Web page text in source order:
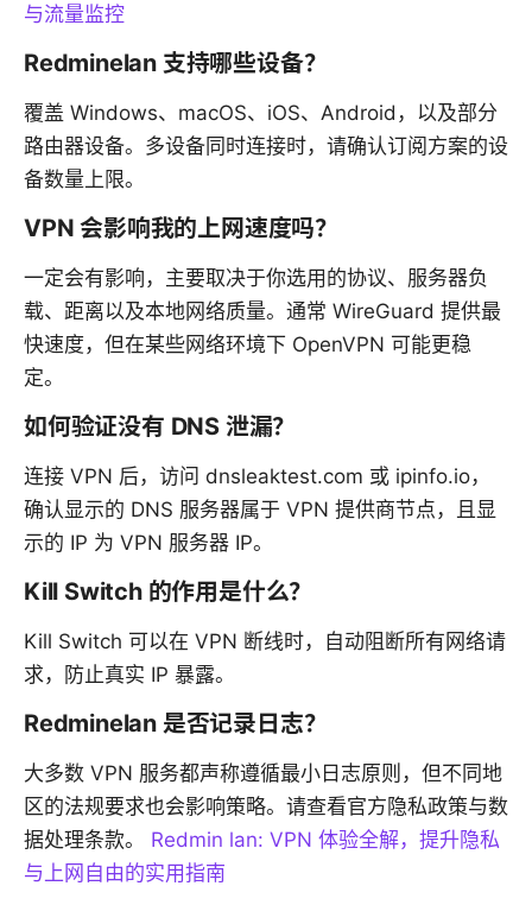
与流量监控
Redminelan 支持哪些设备？
覆盖 Windows、macOS、iOS、Android，以及部分
路由器设备。多设备同时连接时，请确认订阅方案的设
备数量上限。
VPN 会影响我的上网速度吗？
一定会有影响，主要取决于你选用的协议、服务器负
载、距离以及本地网络质量。通常 WireGuard 提供最
快速度，但在某些网络环境下 OpenVPN 可能更稳
定。
如何验证没有 DNS 泄漏？
连接 VPN 后，访问 dnsleaktest.com 或 ipinfo.io，
确认显示的 DNS 服务器属于 VPN 提供商节点，且显
示的 IP 为 VPN 服务器 IP。
Kill Switch 的作用是什么？
Kill Switch 可以在 VPN 断线时，自动阻断所有网络请
求，防止真实 IP 暴露。
Redminelan 是否记录日志？
大多数 VPN 服务都声称遵循最小日志原则，但不同地
区的法规要求也会影响策略。请查看官方隐私政策与数
据处理条款。 Redmin lan: VPN 体验全解，提升隐私
与上网自由的实用指南